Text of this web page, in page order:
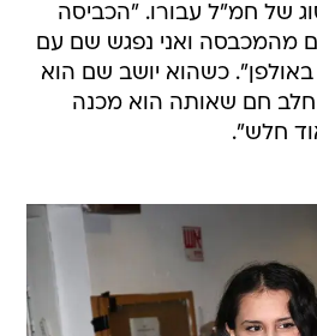
של חמ"ל עבורו. "הכביסה
מהמכבסה ואני נפגש שם עם
באולפן". כשהוא יושב שם הוא
חם שאותה הוא מכנה
חלש".